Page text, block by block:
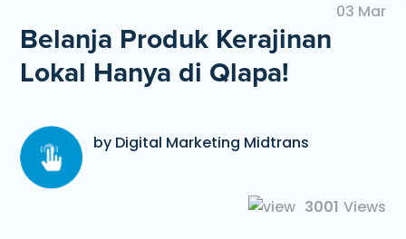
03 Mar
Belanja Produk Kerajinan
Lokal Hanya di Qlapa!
by Digital Marketing Midtrans
3001 Views